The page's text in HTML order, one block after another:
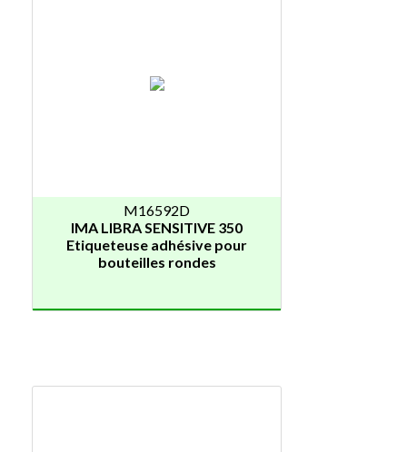
M16592D
IMA LIBRA SENSITIVE 350
Etiqueteuse adhésive pour
bouteilles rondes